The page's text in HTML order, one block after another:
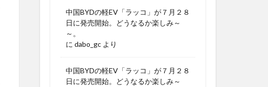
中国BYDの軽EV「ラッコ」が７月２８
日に発売開始。どうなるか楽しみ～
～。
に dabo_gc より
中国BYDの軽EV「ラッコ」が７月２８
日に発売開始。どうなるか楽しみ～